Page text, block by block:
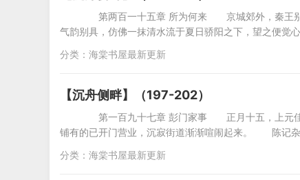
第两百一十五章 所为何来 京城郊外，秦王别
气韵别具，仿佛一抹清水流于夏日骄阳之下，望之便觉
分类： 海棠书屋最新更新
【沉舟侧畔】（197-202）
第一百九十七章 彭门家事 正月十五，上元佳
铺有的已开门营业，沉寂街道渐渐喧闹起来。 陈记杂
分类： 海棠书屋最新更新